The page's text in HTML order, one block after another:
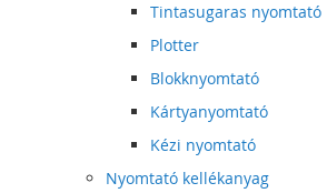
Tintasugaras nyomtató
Plotter
Blokknyomtató
Kártyanyomtató
Kézi nyomtató
Nyomtató kellékanyag